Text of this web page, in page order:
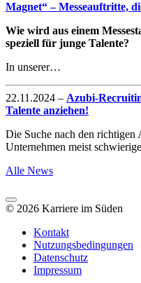
Magnet“ – Messeauftritte,
Wie wird aus einem
speziell für junge Talente?
In unserer…
22.11.2024 – Azubi-
Talente anziehen!
Die Suche nach den richtigen
Unternehmen meist
Alle News
© 2026 Karriere im Süden
Kontakt
Nutzungsbedingungen
Datenschutz
Impressum